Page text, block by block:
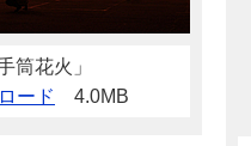
筒花火」
ード
4.0MB